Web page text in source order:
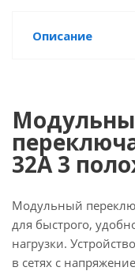
Описание
32А 3
Модульный
для быстрого,
нагрузки.
в сетях с